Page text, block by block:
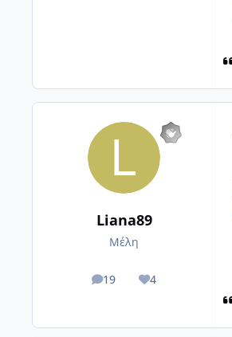
Liana89
Μέλη
19
posts 4
Reputation